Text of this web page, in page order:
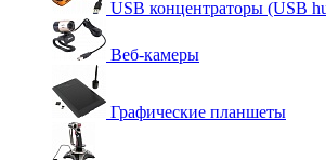
USB концентраторы (USB
Веб-камеры
Графические планшеты